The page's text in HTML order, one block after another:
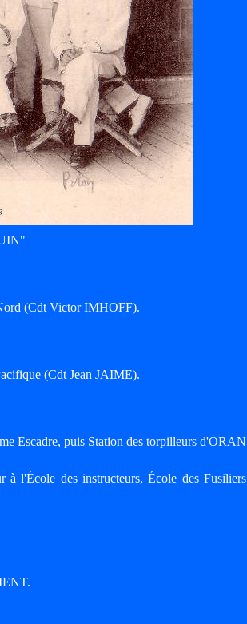
(Cdt Victor IMHOFF).
(Cdt Jean JAIME).
Escadre, puis Station des torpilleurs d'ORAN
l'École des instructeurs, École des Fusiliers